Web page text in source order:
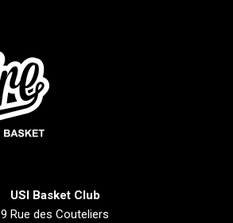
USI Basket Club
9 Rue des Couteliers